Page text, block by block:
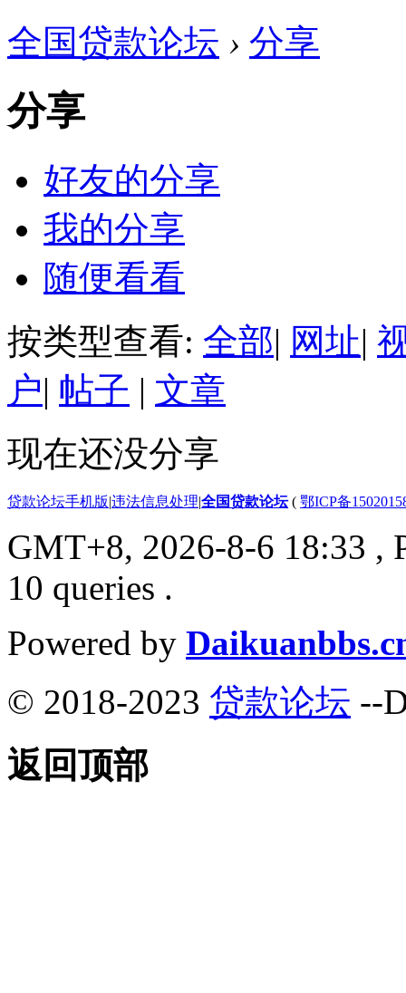
全国贷款论坛 › 分享
分享
好友的分享
我的分享
随便看看
按类型查看: 全部| 网址|
户| 帖子 | 文章
现在还没分享
贷款论坛手机版|违法信息处理|全国贷款论坛( 鄂ICP备
GMT+8, 2026-8-6 18:33 ,
10 queries .
Powered by
© 2018-2023 贷款论坛 --
返回顶部